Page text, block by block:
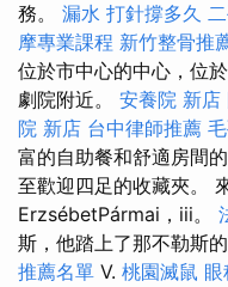
務。 漏水 打針撐多久
摩專業課程 新竹整骨推
位於市中心的中心，位
劇院附近。 安養院 新店
院 新店 台中律師推薦
富的自助餐和舒適房間
至歡迎四足的收藏夾。
ErzsébetPármai，iii。
斯，他踏上了那不勒斯
推薦名單 V. 桃園滅鼠